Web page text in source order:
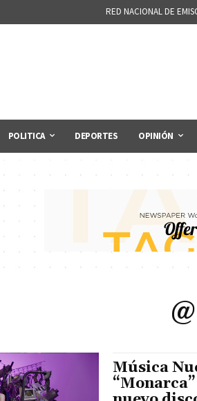
RED NACIONAL DE
POLITICA DEPORTES OPINIÓN
Música